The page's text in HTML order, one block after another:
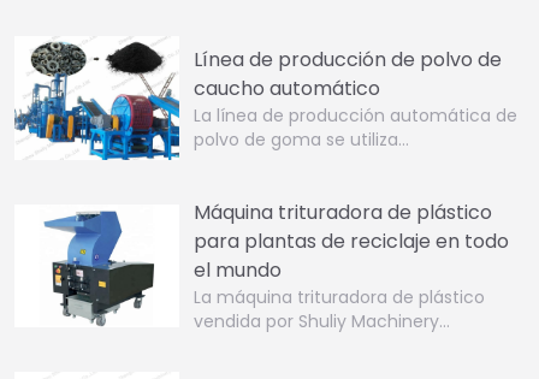
Línea de producción de polvo de
caucho automático
La línea de producción automática de
polvo de goma se utiliza…
Máquina trituradora de plástico
para plantas de reciclaje en todo
el mundo
La máquina trituradora de plástico
vendida por Shuliy Machinery…